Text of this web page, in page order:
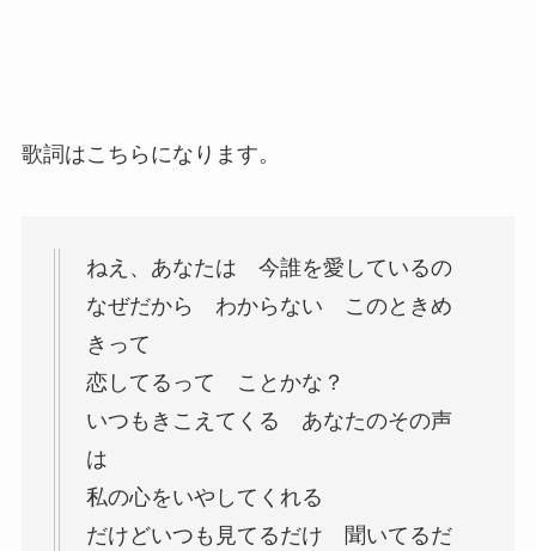
歌詞はこちらになります。
ねえ、あなたは 今誰を愛しているの
なぜだから わからない このときめ
きって
恋してるって ことかな？
いつもきこえてくる あなたのその声
は
私の心をいやしてくれる
だけどいつも見てるだけ 聞いてるだ